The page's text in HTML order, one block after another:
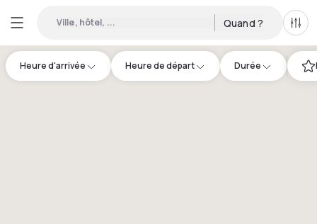
Ville, hôtel, ... Quand ?
Heure d'arrivée Heure de départ Durée